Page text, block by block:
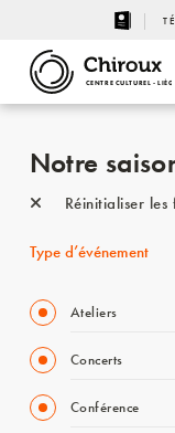
CENTRE CULTUREL - LIÈGE
Notre
Réinitialiser les
Type d’événement
Ateliers
Concerts
Conférence